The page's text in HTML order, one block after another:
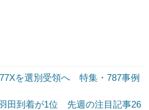
を選別受領へ 特集・787事例
田到着が1位 先週の注目記事26